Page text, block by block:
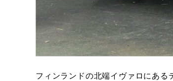
フィンランドの北端イヴァロにある